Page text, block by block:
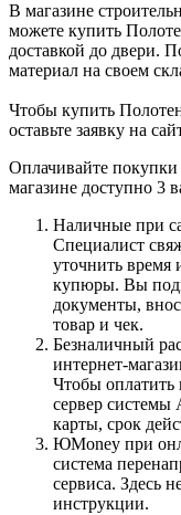
В магазине
можете купить
доставкой до двери.
материал на своем
Чтобы купить
оставьте заявку на
Оплачивайте
магазине доступно 3
Наличные при
Специалист
уточнить время
купюры. Вы
документы,
товар и чек.
Безналичный
интернет-
Чтобы оплатить
сервер системы
карты, срок
ЮMoney при
система
сервиса. Здесь
инструкции.